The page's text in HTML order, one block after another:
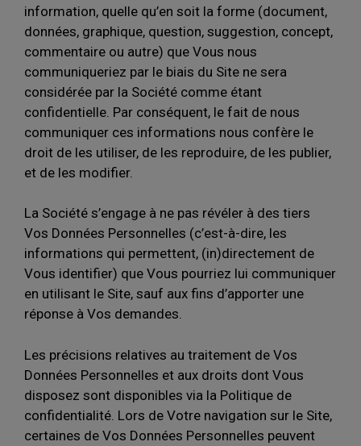
information, quelle qu’en soit la forme (document,
données, graphique, question, suggestion, concept,
commentaire ou autre) que Vous nous
communiqueriez par le biais du Site ne sera
considérée par la Société comme étant
confidentielle. Par conséquent, le fait de nous
communiquer ces informations nous confère le
droit de les utiliser, de les reproduire, de les publier,
et de les modifier.
La Société s’engage à ne pas révéler à des tiers
Vos Données Personnelles (c’est-à-dire, les
informations qui permettent, (in)directement de
Vous identifier) que Vous pourriez lui communiquer
en utilisant le Site, sauf aux fins d’apporter une
réponse à Vos demandes.
Les précisions relatives au traitement de Vos
Données Personnelles et aux droits dont Vous
disposez sont disponibles via la Politique de
confidentialité. Lors de Votre navigation sur le Site,
certaines de Vos Données Personnelles peuvent